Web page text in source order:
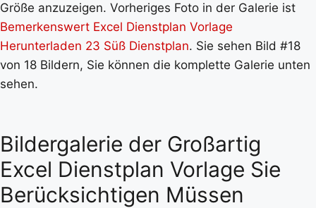
Größe anzuzeigen. Vorheriges Foto in der Galerie ist
Bemerkenswert Excel Dienstplan Vorlage
Herunterladen 23 Süß Dienstplan. Sie sehen Bild #18
von 18 Bildern, Sie können die komplette Galerie unten
sehen.
Bildergalerie der Großartig
Excel Dienstplan Vorlage Sie
Berücksichtigen Müssen